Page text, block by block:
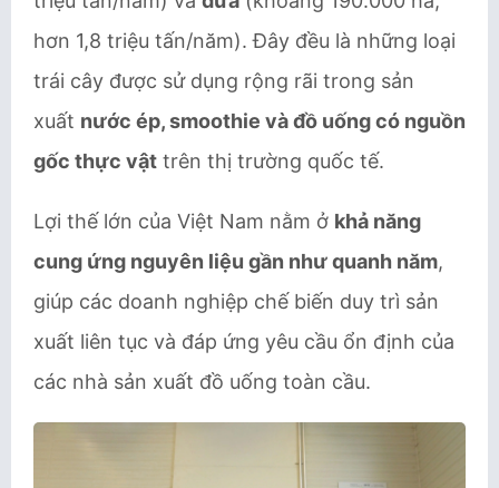
hơn 1,8 triệu tấn/năm). Đây đều là những loại
trái cây được sử dụng rộng rãi trong sản
xuất nước ép, smoothie và đồ uống có nguồn
gốc thực vật trên thị trường quốc tế.
Lợi thế lớn của Việt Nam nằm ở khả năng
cung ứng nguyên liệu gần như quanh năm,
giúp các doanh nghiệp chế biến duy trì sản
xuất liên tục và đáp ứng yêu cầu ổn định của
các nhà sản xuất đồ uống toàn cầu.